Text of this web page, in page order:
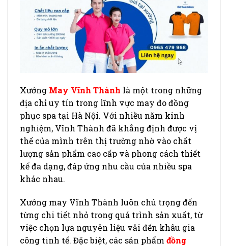
Xưởng May Vĩnh Thành là một trong những
địa chỉ uy tín trong lĩnh vực may đo đồng
phục spa tại Hà Nội. Với nhiều năm kinh
nghiệm, Vĩnh Thành đã khẳng định được vị
thế của mình trên thị trường nhờ vào chất
lượng sản phẩm cao cấp và phong cách thiết
kế đa dạng, đáp ứng nhu cầu của nhiều spa
khác nhau.
Xưởng may Vĩnh Thành luôn chú trọng đến
từng chi tiết nhỏ trong quá trình sản xuất, từ
việc chọn lựa nguyên liệu vải đến khâu gia
công tinh tế. Đặc biệt, các sản phẩm đồng